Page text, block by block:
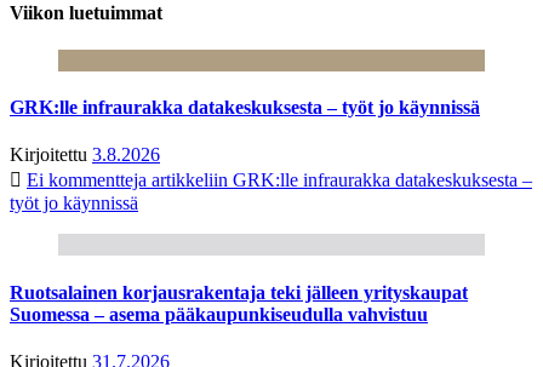
Viikon luetuimmat
GRK:lle infraurakka datakeskuksesta – työt jo käynnissä
Kirjoitettu 3.8.2026
Ei kommentteja artikkeliin GRK:lle infraurakka datakeskuksesta –
työt jo käynnissä
Ruotsalainen korjausrakentaja teki jälleen yrityskaupat
Suomessa – asema pääkaupunkiseudulla vahvistuu
Kirjoitettu 31.7.2026